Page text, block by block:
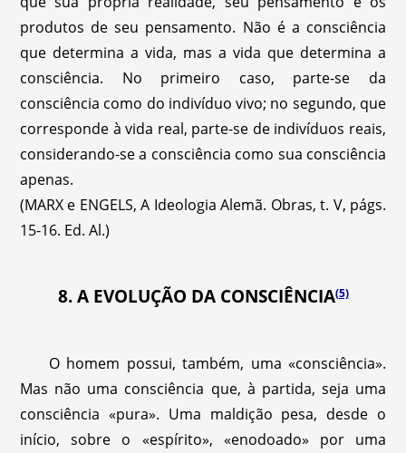
produtos de seu pensamento. Não é a consciência
que determina a vida, mas a vida que determina a
consciência. No primeiro caso, parte-se da
consciência como do indivíduo vivo; no segundo, que
corresponde à vida real, parte-se de indivíduos reais,
considerando-se a consciência como sua consciência
apenas.
(MARX e ENGELS, A Ideologia Alemã. Obras, t. V, págs.
15-16. Ed. Al.)
8. A EVOLUÇÃO DA CONSCIÊNCIA(5)
O homem possui, também, uma «consciência».
Mas não uma consciência que, à partida, seja uma
consciência «pura». Uma maldição pesa, desde o
início, sobre o «espírito», «enodoado» por uma